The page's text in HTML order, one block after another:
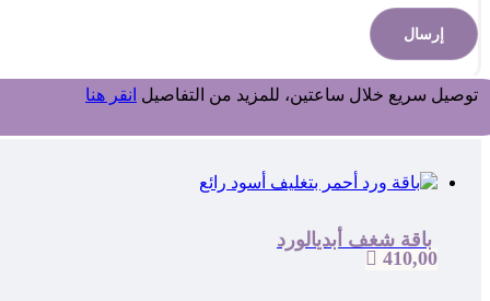
توصيل سريع خلال ساعتين، للمزيد من التفاصيل انقر هنا
باقة شغف أبديالورد
 410,00